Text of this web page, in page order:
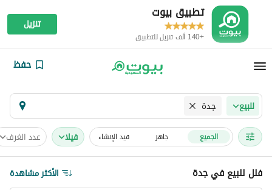
تطبيق بيوت
+140 ألف تنزيل للتطبيق
تنزيل
حفظ
للبيع جدة
الجميع جاهز قيد الإنشاء فیلا عدد الغرف
فلل للبيع في جدة الأكثر مشاهدة